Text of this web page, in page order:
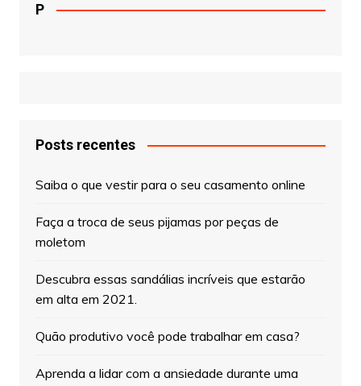
P
Posts recentes
Saiba o que vestir para o seu casamento online
Faça a troca de seus pijamas por peças de
moletom
Descubra essas sandálias incríveis que estarão
em alta em 2021.
Quão produtivo você pode trabalhar em casa?
Aprenda a lidar com a ansiedade durante uma